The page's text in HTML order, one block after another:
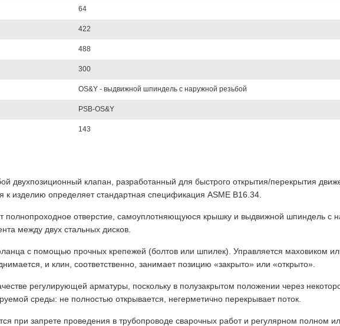
64
422
488
300
OS&Y - выдвижной шпиндель с наружной резьбой
PSB-OS&Y
143
двухпозиционный клапан, разработанный для быстрого открытия/перекрытия
изделию определяет стандартная спецификация ASME B16.34.
полнопроходное отверстие, самоуплотняющуюся крышку и выдвижной шпиндель с
между двух стальных дисков.
с помощью прочных крепежей (болтов или шпилек). Управляется маховиком
и клин, соответственно, занимает позицию «закрыто» или «открыто».
регулирующей арматуры, поскольку в полузакрытом положении через
среды: не полностью открывается, негерметично перекрывает поток.
при запрете проведения в трубопроводе сварочных работ и регулярном полном